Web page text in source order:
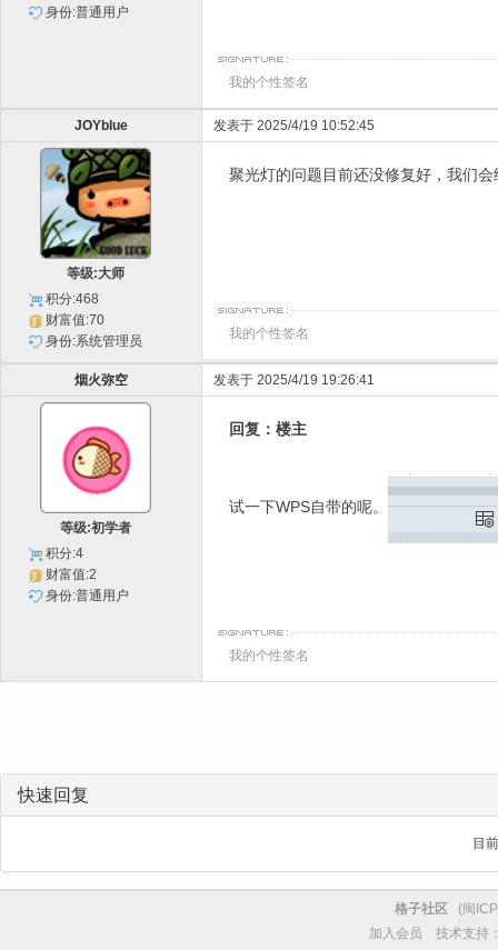
身份:普通用户
我的个性签名
JOYblue 发表于 2025/4/19 10:52:45
等级:大师
积分:468
财富值:70
身份:系统管理员
聚光灯的问题目前还没修复好，我们会
我的个性签名
烟火弥空 发表于 2025/4/19 19:26:41
等级:初学者
积分:4
财富值:2
身份:普通用户
回复：楼主
试一下WPS自带的呢。
我的个性签名
快速回复
目
格子社区 (闽
加入会员
技术支持